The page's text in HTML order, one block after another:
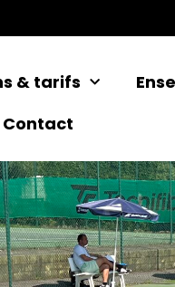
& tarifs
Contact